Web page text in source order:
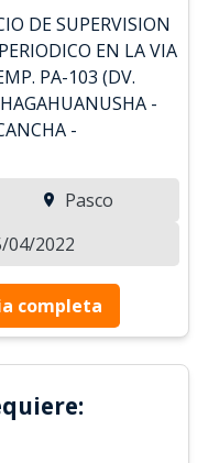
DE SUPERVISION
EN LA VIA
PA-103 (DV.
-
-
Pasco
04/2022
completa